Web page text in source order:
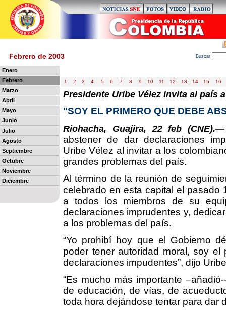
Febrero de 2003 Buscar
Enero
Febrero
Marzo
Abril
Mayo
Junio
Julio
Agosto
Septiembre
Octubre
Noviembre
Diciembre
1 2 3 4 5 6 7 8 9 10 11 12 13 14 15 16
Presidente Uribe Vélez invita al país
"SOY EL PRIMERO QUE DEBE
Riohacha, Guajira, 22 feb (CNE).—
abstener de dar declaraciones
Uribe Vélez al invitar a los
grandes problemas del país.
Al término de la reuniòn de
celebrado en esta capital el pasado
a todos los miembros de su
declaraciones imprudentes y,
a los problemas del país.
“Yo prohibí hoy que el Gobierno
poder tener autoridad moral, soy
declaraciones impudentes”, dijo
“Es mucho más importante
de educación, de vías, de
toda hora dejándose tentar para dar